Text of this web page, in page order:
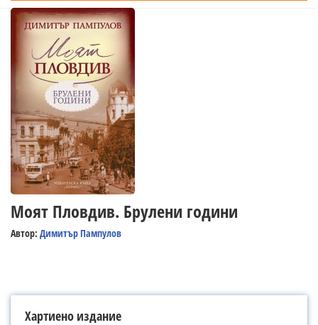
Моят Пловдив. Брулени години
Автор: Димитър Пампулов
Хартиено издание